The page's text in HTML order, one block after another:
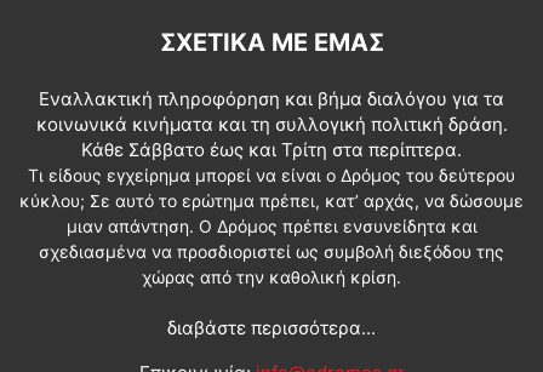
ΣΧΕΤΙΚΆ ΜΕ ΕΜΆΣ
Εναλλακτική πληροφόρηση και βήμα διαλόγου για τα
κοινωνικά κινήματα και τη συλλογική πολιτική δράση.
Κάθε Σάββατο έως και Τρίτη στα περίπτερα.
Τι είδους εγχείρημα μπορεί να είναι ο Δρόμος του δεύτερου
κύκλου; Σε αυτό το ερώτημα πρέπει, κατ’ αρχάς, να δώσουμε
μιαν απάντηση. Ο Δρόμος πρέπει ενσυνείδητα και
σχεδιασμένα να προσδιοριστεί ως συμβολή διεξόδου της
χώρας από την καθολική κρίση.
διαβάστε περισσότερα...